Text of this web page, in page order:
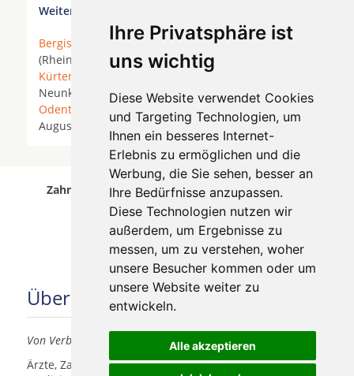
Ihre Privatsphäre ist
uns wichtig
Diese Website verwendet Cookies
und Targeting Technologien, um
Ihnen ein besseres Internet-
Erlebnis zu ermöglichen und die
Werbung, die Sie sehen, besser an
Ihre Bedürfnisse anzupassen.
Diese Technologien nutzen wir
außerdem, um Ergebnisse zu
messen, um zu verstehen, woher
unsere Besucher kommen oder um
unsere Website weiter zu
entwickeln.
Alle akzeptieren
Weitere Orte in der Nähe von Lohmar
Bergisch Gladbach* Bonn *Bornheim* Bornheim
(Rheinland) * Brühl (Rheinland) *
Kürten
* Lindlar *Lohmar
Neunkirchen-Seelscheid *Neuss*Niederkassel*
Odenthal
Overath * Pulheim * Rösrath
* Sankt
Augustin * Siegburg *Troisdorf*Wesseling*
Zahnärzte für Zahnimplantete in Lohmar wurde
am 05 August 2026 aktualisiert.
Über uns
Von Verbrauchern für Verbraucher
Ärzte, Zahnärzte, Akustiker und andere